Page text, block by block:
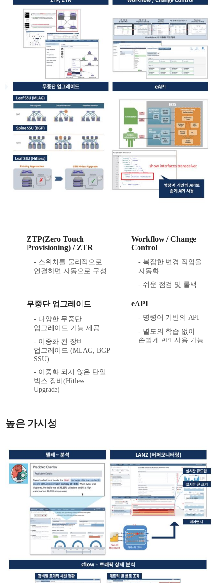
ZTP(Zero Touch
Provisioning) / ZTR
- 스위치를 물리적으로
연결하면 자동으로 구성
Workflow / Change
Control
- 복잡한 변경 작업을
자동화
- 쉬운 점검 및 롤백
무중단 업그레이드
- 다양한 무중단
업그레이드 기능 제공
- 이중화 된 장비
업그레이드 (MLAG, BGP
SSU)
- 이중화 되지 않은 단일
박스 장비(Hitless
Upgrade)
eAPI
- 명령어 기반의 API
- 별도의 학습 없이
손쉽게 API 사용 가능
높은 가시성